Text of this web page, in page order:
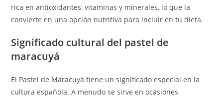
rica en antioxidantes, vitaminas y minerales, lo que la
convierte en una opción nutritiva para incluir en tu dieta.
Significado cultural del pastel de
maracuyá
El Pastel de Maracuyá tiene un significado especial en la
cultura española. A menudo se sirve en ocasiones